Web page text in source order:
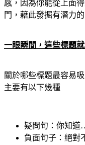
感，因為你能從上面
門，藉此發掘有潛力的
一眼瞬間，這些標題
關於哪些標題最容易
主要有以下幾種
疑問句：你知
負面句子：絕